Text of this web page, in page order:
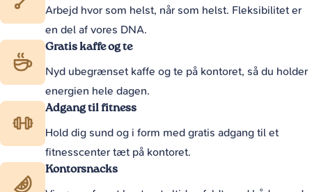
Arbejd hvor som helst, når som helst. Fleksibilitet er
en del af vores DNA.
Gratis kaffe og te
Nyd ubegrænset kaffe og te på kontoret, så du holder
energien hele dagen.
Adgang til fitness
Hold dig sund og i form med gratis adgang til et
fitnesscenter tæt på kontoret.
Kontorsnacks